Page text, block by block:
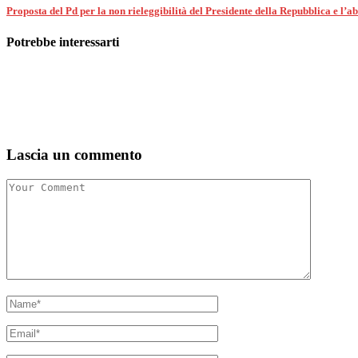
Proposta del Pd per la non rieleggibilità del Presidente della Repubblica e
Potrebbe interessarti
Lascia un commento